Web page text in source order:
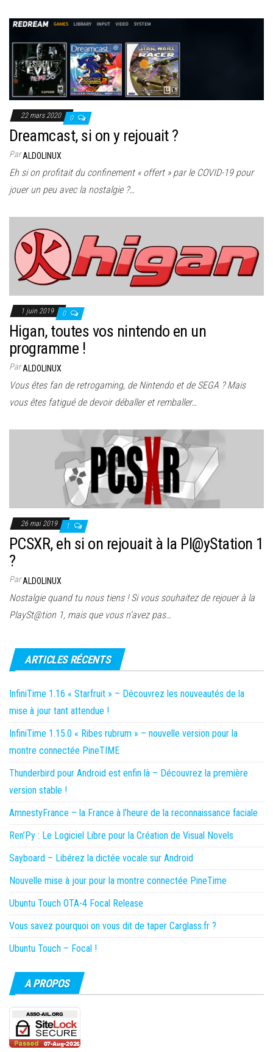
22 mars 2020 0
Dreamcast, si on y rejouait ?
ParALDOLINUX
Eh si on profitait du confinement « offert » par le COVID-19 pour
jouer un peu avec la nostalgie ?…
1 juin 2019 0
Higan, toutes vos nintendo en un
programme !
ParALDOLINUX
Vous êtes fan de retrogaming, de Nintendo et de SEGA ? Mais
vous êtes fatigué de devoir déballer et remballer…
26 mai 2019 1
PCSXR, eh si on rejouait à la Pl@yStation 1
?
ParALDOLINUX
Nostalgie quand tu nous tiens ! Si vous souhaitez de rejouer à la
PlaySt@tion 1, mais que vous n’avez pas…
ARTICLES RÉCENTS
InfiniTime 1.16 « Starfruit » – Découvrez les nouveautés de la
mise à jour tant attendue !
InfiniTime 1.15.0 « Ribes rubrum » – nouvelle version pour la
montre connectée PineTIME
Thunderbird pour Android est enfin là – Découvrez la première
version stable !
AmnestyFrance – la France à l’heure de la reconnaissance faciale
Ren’Py : Le Logiciel Libre pour la Création de Visual Novels
Sayboard – Libérez la dictée vocale sur Android
Nouvelle mise à jour pour la montre connectée PineTime
Ubuntu Touch OTA-4 Focal Release
Vous savez pourquoi on vous dit de taper Carglass.fr ?
Ubuntu Touch – Focal !
A PROPOS